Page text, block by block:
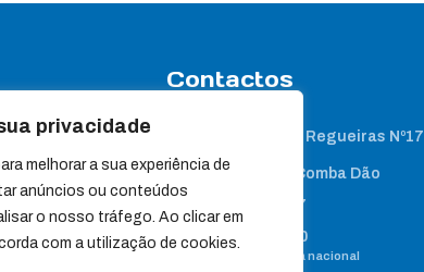
privacidade
melhorar a sua experiência de
anúncios ou conteúdos
o nosso tráfego. Ao clicar em
com a utilização de cookies.
Contactos
Rua Travessa das Regueiras Nº17
Apartado 7
3440-358 Santa Comba Dão
(+351) 232 882 267
(+351) 232 888 460
Chamada para rede fixa nacional